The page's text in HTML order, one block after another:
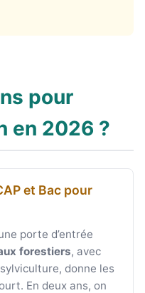
pour
en 2026 ?
et Bac pour
porte d’entrée
forestiers, avec
donne les
En deux ans, on